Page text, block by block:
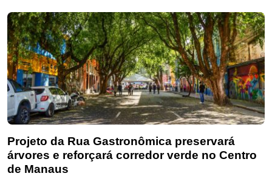
Projeto da Rua Gastronômica preservará
árvores e reforçará corredor verde no Centro
de Manaus